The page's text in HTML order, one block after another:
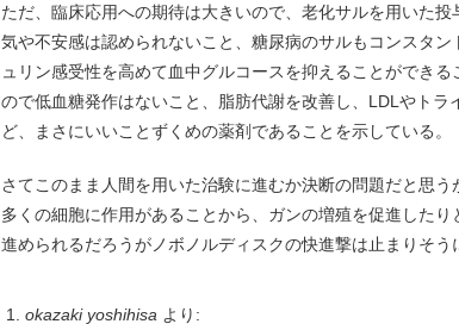
ただ、臨床応用への期待は大きいので、老化サルを用いた
気や不安感は認められないこと、糖尿病のサルもコンスタ
ュリン感受性を高めて血中グルコースを抑えることができ
ので低血糖発作はないこと、脂肪代謝を改善し、LDLやトラ
ど、まさにいいことずくめの薬剤であることを示している。
さてこのまま人間を用いた治験に進むか決断の問題だと思
多くの細胞に作用があることから、ガンの増殖を促進した
進められるだろうがノボノルディスクの快進撃は止まりそう
okazaki yoshihisa より: